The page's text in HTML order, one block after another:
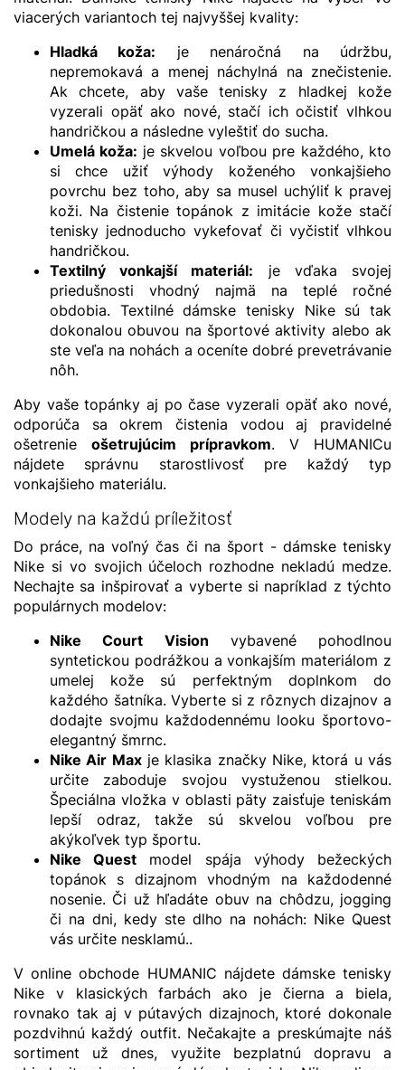
viacerých variantoch tej najvyššej kvality:
Hladká koža: je nenáročná na údržbu,
nepremokavá a menej náchylná na znečistenie.
Ak chcete, aby vaše tenisky z hladkej kože
vyzerali opäť ako nové, stačí ich očistiť vlhkou
handričkou a následne vyleštiť do sucha.
Umelá koža: je skvelou voľbou pre každého, kto
si chce užiť výhody koženého vonkajšieho
povrchu bez toho, aby sa musel uchýliť k pravej
koži. Na čistenie topánok z imitácie kože stačí
tenisky jednoducho vykefovať či vyčistiť vlhkou
handričkou.
Textilný vonkajší materiál: je vďaka svojej
priedušnosti vhodný najmä na teplé ročné
obdobia. Textilné dámske tenisky Nike sú tak
dokonalou obuvou na športové aktivity alebo ak
ste veľa na nohách a oceníte dobré prevetrávanie
nôh.
Aby vaše topánky aj po čase vyzerali opäť ako nové,
odporúča sa okrem čistenia vodou aj pravidelné
ošetrenie ošetrujúcim prípravkom. V HUMANICu
nájdete správnu starostlivosť pre každý typ
vonkajšieho materiálu.
Modely na každú príležitosť
Do práce, na voľný čas či na šport - dámske tenisky
Nike si vo svojich účeloch rozhodne nekladú medze.
Nechajte sa inšpirovať a vyberte si napríklad z týchto
populárnych modelov:
Nike Court Vision vybavené pohodlnou
syntetickou podrážkou a vonkajším materiálom z
umelej kože sú perfektným doplnkom do
každého šatníka. Vyberte si z rôznych dizajnov a
dodajte svojmu každodennému looku športovo-
elegantný šmrnc.
Nike Air Maxje klasika značky Nike, ktorá u vás
určite zaboduje svojou vystuženou stielkou.
Špeciálna vložka v oblasti päty zaisťuje teniskám
lepší odraz, takže sú skvelou voľbou pre
akýkoľvek typ športu.
Nike Quest model spája výhody bežeckých
topánok s dizajnom vhodným na každodenné
nosenie. Či už hľadáte obuv na chôdzu, jogging
či na dni, kedy ste dlho na nohách: Nike Quest
vás určite nesklamú..
V online obchode HUMANIC nájdete dámske tenisky
Nike v klasických farbách ako je čierna a biela,
rovnako tak aj v pútavých dizajnoch, ktoré dokonale
pozdvihnú každý outfit. Nečakajte a preskúmajte náš
sortiment už dnes, využite bezplatnú dopravu a